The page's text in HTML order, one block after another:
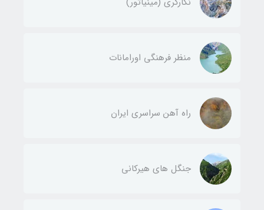
منظر فرهنگی اورامانات
راه آهن سراسری ایران
جنگل های هیرکانی